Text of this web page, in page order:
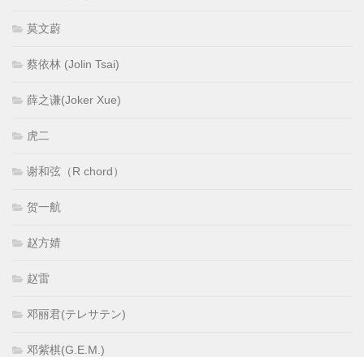
莫文蔚
蔡依林 (Jolin Tsai)
薛之谦(Joker Xue)
虎二
谢和弦（R chord）
贺一航
赵方婧
赵雷
邓丽君(テレサテン)
邓紫棋(G.E.M.)